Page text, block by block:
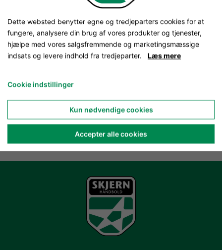
TILLAD COOKIES
Dette websted benytter egne og tredjeparters cookies for at
fungere, analysere din brug af vores produkter og tjenester,
hjælpe med vores salgsfremmende og marketingsmæssige
indsats og levere indhold fra tredjeparter. Læs mere
Cookie indstillinger
Kun nødvendige cookies
Accepter alle cookies